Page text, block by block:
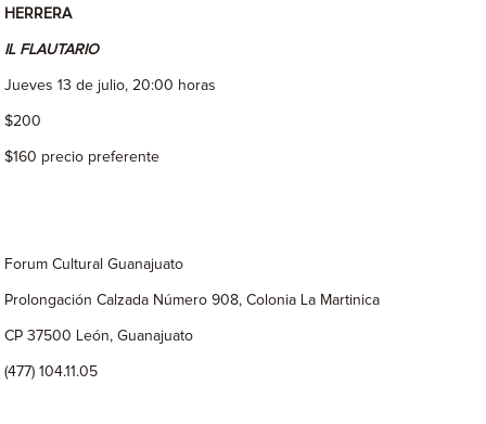
HERRERA
IL FLAUTARIO
Jueves 13 de julio, 20:00 horas
$200
$160 precio preferente
Forum Cultural Guanajuato
Prolongación Calzada Número 908, Colonia La Martinica
CP 37500 León, Guanajuato
(477) 104.11.05